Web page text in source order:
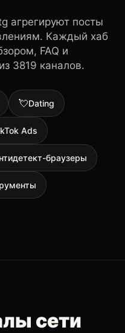
агрегируют посты
Каждый хаб
FAQ и
3819 каналов.
💘Dating
Ads
браузеры
сети